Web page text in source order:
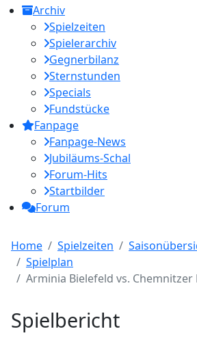
Archiv
Spielzeiten
Spielerarchiv
Gegnerbilanz
Sternstunden
Specials
Fundstücke
Fanpage
Fanpage-News
Jubiläums-Schal
Forum-Hits
Startbilder
Forum
Home Spielzeiten
Spielplan
Arminia Bielefeld vs. Chemnitzer
Spielbericht